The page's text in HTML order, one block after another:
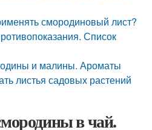
смородиновый лист?
Список
и малины. Ароматы
листья садовых растений
в чай.